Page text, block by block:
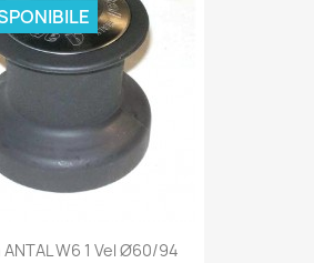
W6 1 Vel Ø60/94